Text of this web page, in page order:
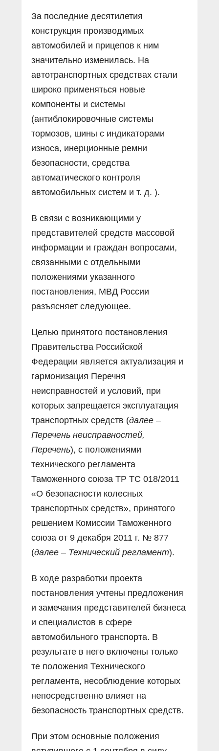
За последние десятилетия
конструкция производимых
автомобилей и прицепов к ним
значительно изменилась. На
автотранспортных средствах стали
широко применяться новые
компоненты и системы
(антиблокировочные системы
тормозов, шины с индикаторами
износа, инерционные ремни
безопасности, средства
автоматического контроля
автомобильных систем и т. д. ).
В связи с возникающими у
представителей средств массовой
информации и граждан вопросами,
связанными с отдельными
положениями указанного
постановления, МВД России
разъясняет следующее.
Целью принятого постановления
Правительства Российской
Федерации является актуализация и
гармонизация Перечня
неисправностей и условий, при
которых запрещается эксплуатация
транспортных средств (далее –
Перечень неисправностей,
Перечень), с положениями
технического регламента
Таможенного союза ТР ТС 018/2011
«О безопасности колесных
транспортных средств», принятого
решением Комиссии Таможенного
союза от 9 декабря 2011 г. № 877
(далее – Технический регламент).
В ходе разработки проекта
постановления учтены предложения
и замечания представителей бизнеса
и специалистов в сфере
автомобильного транспорта. В
результате в него включены только
те положения Технического
регламента, несоблюдение которых
непосредственно влияет на
безопасность транспортных средств.
При этом основные положения